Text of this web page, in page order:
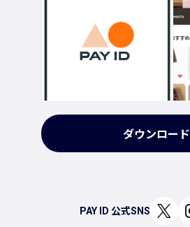
ダウンロード
PAY ID 公式SNS